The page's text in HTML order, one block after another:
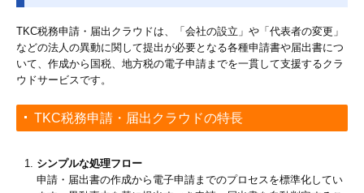
TKC税務申請・届出クラウドは、「会社の設立」や「代表者の変更」
などの法人の異動に関して提出が必要となる各種申請書や届出書につ
いて、作成から国税、地方税の電子申請までを一貫して支援するクラ
ウドサービスです。
TKC税務申請・届出クラウドの特長
シンプルな処理フロー
申請・届出書の作成から電子申請までのプロセスを標準化してい